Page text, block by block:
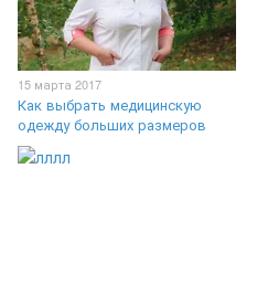
15 марта 2017
Как выбрать медицинскую
одежду больших размеров